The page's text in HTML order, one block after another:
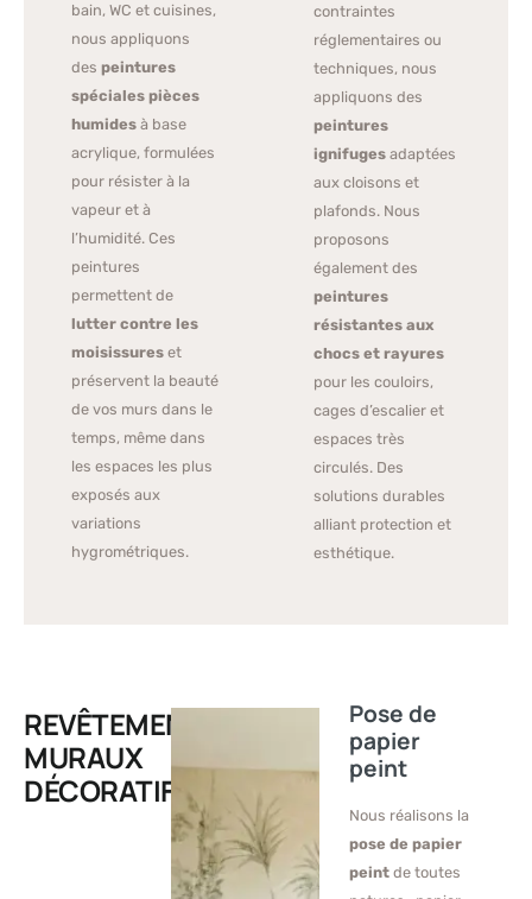
bain, WC et cuisines,
nous appliquons
des peintures
spéciales pièces
humides à base
acrylique, formulées
pour résister à la
vapeur et à
l’humidité. Ces
peintures
permettent de
lutter contre les
moisissures et
préservent la beauté
de vos murs dans le
temps, même dans
les espaces les plus
exposés aux
variations
hygrométriques.
contraintes
réglementaires ou
techniques, nous
appliquons des
peintures
ignifuges adaptées
aux cloisons et
plafonds. Nous
proposons
également des
peintures
résistantes aux
chocs et rayures
pour les couloirs,
cages d’escalier et
espaces très
circulés. Des
solutions durables
alliant protection et
esthétique.
REVÊTEMENTS
MURAUX
DÉCORATIFS
Pose de
papier
peint
Nous réalisons la
pose de papier
peintde toutes